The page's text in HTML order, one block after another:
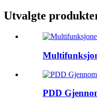
Utvalgte
PDD